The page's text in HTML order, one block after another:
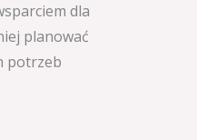
dla
planować
potrzeb